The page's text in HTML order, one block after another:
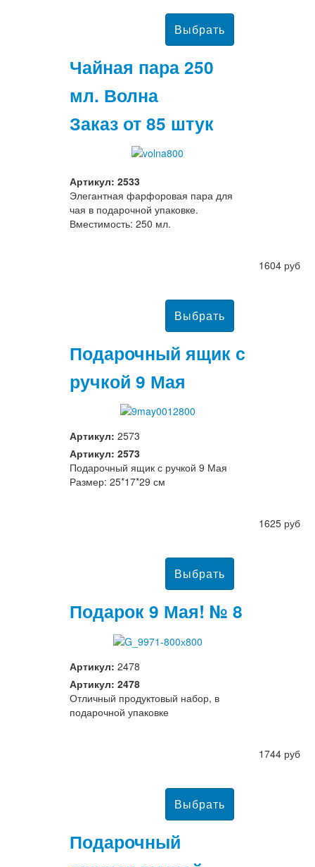
Чайная пара 250
мл. Волна
Заказ от 85 штук
Артикул: 2533
Элегантная фарфоровая пара для
чая в подарочной упаковке.
Вместимость: 250 мл.
1604 руб
Подарочный ящик с
ручкой 9 Мая
Артикул: 2573
Артикул: 2573
Подарочный ящик с ручкой 9 Мая
Размер: 25*17*29 см
1625 руб
Подарок 9 Мая! № 8
Артикул: 2478
Артикул: 2478
Отличный продуктовый набор, в
подарочной упаковке
1744 руб
Подарочный